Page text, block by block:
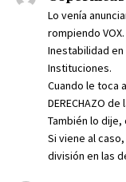
Lo venía
rompiendo VOX.
Inestabilidad en
Instituciones.
Cuando le toca
DERECHAZO de
También lo dije,
Si viene al
división en las